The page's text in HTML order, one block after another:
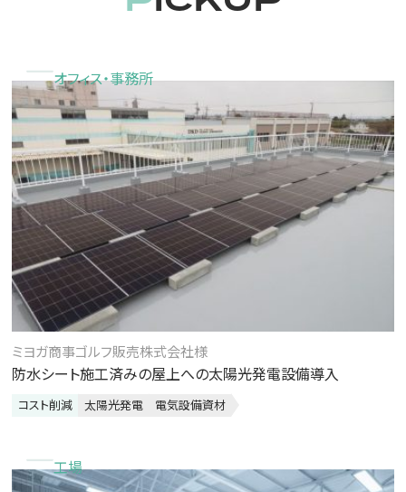
オフィス・事務所
ミヨガ商事ゴルフ販売株式会社様
防水シート施工済みの屋上への太陽光発電設備導入
コスト削減 太陽光発電 電気設備資材
工場